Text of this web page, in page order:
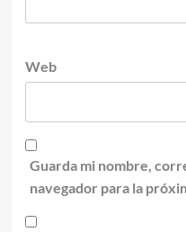
Web
Guarda mi nombre,
navegador para la